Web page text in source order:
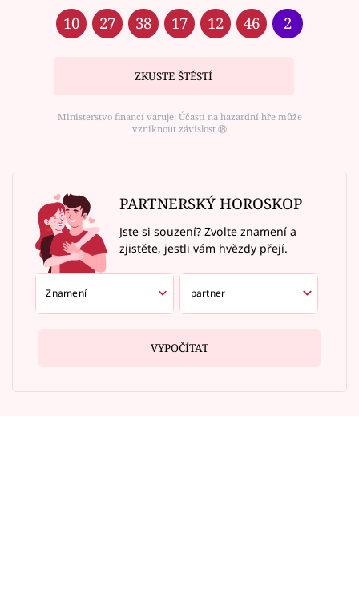
10 27 38 17 12 46 2
ZKUSTE ŠTĚSTÍ
Ministerstvo financí varuje: Účastí na hazardní hře může
vzniknout závislost ⑱
PARTNERSKÝ HOROSKOP
Jste si souzení? Zvolte znamení a
zjistěte, jestli vám hvězdy přejí.
VYPOČÍTAT